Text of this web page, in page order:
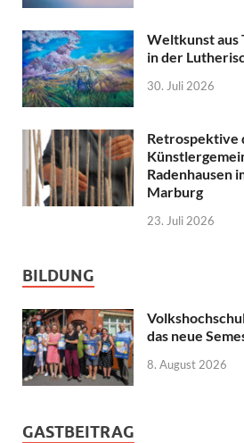
Weltkunst aus
in der
30. Juli 2026
Retrospektive
Radenhausen
Marburg
23. Juli 2026
BILDUNG
das neue
8. August 2026
GASTBEITRAG